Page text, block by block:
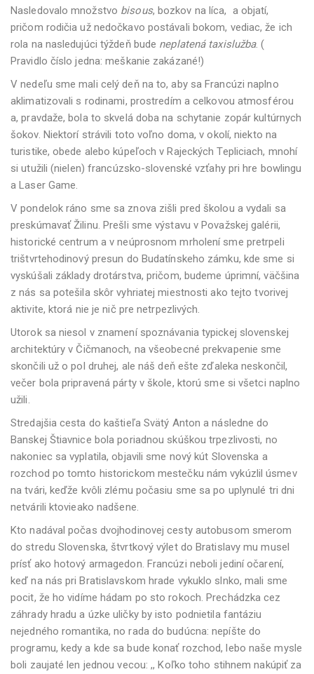
Nasledovalo množstvo bisous, bozkov na líca, a objatí,
pričom rodičia už nedočkavo postávali bokom, vediac, že ich
rola na nasledujúci týždeň bude neplatená taxislužba. (
Pravidlo číslo jedna: meškanie zakázané!)
V nedeľu sme mali celý deň na to, aby sa Francúzi naplno
aklimatizovali s rodinami, prostredím a celkovou atmosférou
a, pravdaže, bola to skvelá doba na schytanie zopár kultúrnych
šokov. Niektorí strávili toto voľno doma, v okolí, niekto na
turistike, obede alebo kúpeľoch v Rajeckých Tepliciach, mnohí
si utužili (nielen) francúzsko-slovenské vzťahy pri hre bowlingu
a Laser Game.
V pondelok ráno sme sa znova zišli pred školou a vydali sa
preskúmavať Žilinu. Prešli sme výstavu v Považskej galérii,
historické centrum a v neúprosnom mrholení sme pretrpeli
trištvrtehodinový presun do Budatínskeho zámku, kde sme si
vyskúšali základy drotárstva, pričom, budeme úprimní, väčšina
z nás sa potešila skôr vyhriatej miestnosti ako tejto tvorivej
aktivite, ktorá nie je nič pre netrpezlivých.
Utorok sa niesol v znamení spoznávania typickej slovenskej
architektúry v Čičmanoch, na všeobecné prekvapenie sme
skončili už o pol druhej, ale náš deň ešte zďaleka neskončil,
večer bola pripravená párty v škole, ktorú sme si všetci naplno
užili.
Stredajšia cesta do kaštieľa Svätý Anton a následne do
Banskej Štiavnice bola poriadnou skúškou trpezlivosti, no
nakoniec sa vyplatila, objavili sme nový kút Slovenska a
rozchod po tomto historickom mestečku nám vykúzlil úsmev
na tvári, keďže kvôli zlému počasiu sme sa po uplynulé tri dni
netvárili ktovieako nadšene.
Kto nadával počas dvojhodinovej cesty autobusom smerom
do stredu Slovenska, štvrtkový výlet do Bratislavy mu musel
prísť ako hotový armagedon. Francúzi neboli jediní očarení,
keď na nás pri Bratislavskom hrade vykuklo slnko, mali sme
pocit, že ho vidíme hádam po sto rokoch. Prechádzka cez
záhrady hradu a úzke uličky by isto podnietila fantáziu
nejedného romantika, no rada do budúcna: nepíšte do
programu, kedy a kde sa bude konať rozchod, lebo naše mysle
boli zaujaté len jednou vecou: ,, Koľko toho stihnem nakúpiť za